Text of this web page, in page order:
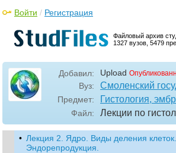
Файловый архив
1327 вузов, 5479
Войти / Регистрация
Добавил: Upload
Вуз: Смоленский
Предмет: Гистология,
Файл: Лекции по
• Лекция 2. Ядро. Виды деления клеток.
Эндорепродукция.